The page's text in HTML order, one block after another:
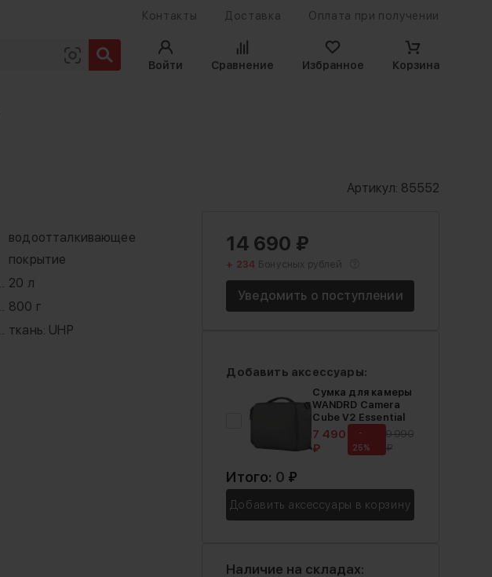
Контакты Доставка Оплата при получении
Войти
Сравнение Избранное Корзина
Артикул: 85552
водоотталкивающее
покрытие
20 л
800 г
ткань: UHP
14 690 ₽
+ 234 Бонусных рублей
Уведомить о поступлении
Добавить аксессуары:
Сумка для камеры
WANDRD Camera
Cube V2 Essential
7 490
₽
-
25%
9 990
₽
Итого: 0 ₽
Добавить аксессуары в корзину
Наличие на складах: